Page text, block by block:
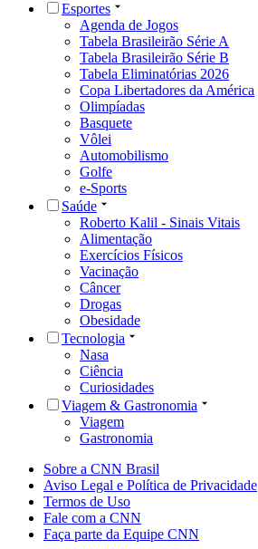
Esportes
Agenda de Jogos
Tabela Brasileirão Série A
Tabela Brasileirão Série B
Tabela Eliminatórias 2026
Copa Libertadores da América
Olimpíadas
Basquete
Vôlei
Automobilismo
Golfe
e-Sports
Saúde
Roberto Kalil - Sinais Vitais
Alimentação
Exercícios Físicos
Vacinação
Câncer
Drogas
Obesidade
Tecnologia
Nasa
Ciência
Curiosidades
Viagem & Gastronomia
Viagem
Gastronomia
Sobre a CNN Brasil
Aviso Legal e Política de Privacidade
Termos de Uso
Fale com a CNN
Faça parte da Equipe CNN